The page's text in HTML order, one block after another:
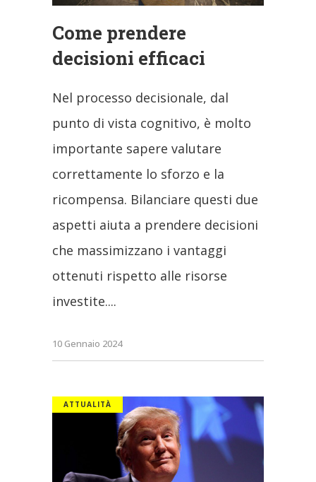
Come prendere
decisioni efficaci
Nel processo decisionale, dal
punto di vista cognitivo, è molto
importante sapere valutare
correttamente lo sforzo e la
ricompensa. Bilanciare questi due
aspetti aiuta a prendere decisioni
che massimizzano i vantaggi
ottenuti rispetto alle risorse
investite.
10 Gennaio 2024
ATTUALITÀ